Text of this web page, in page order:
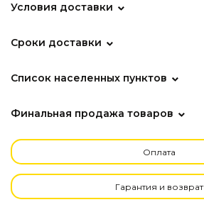
Оплата
Гарантия и возврат
Условия доставки
Сроки доставки
Список населенных пунктов
Финальная продажа товаров